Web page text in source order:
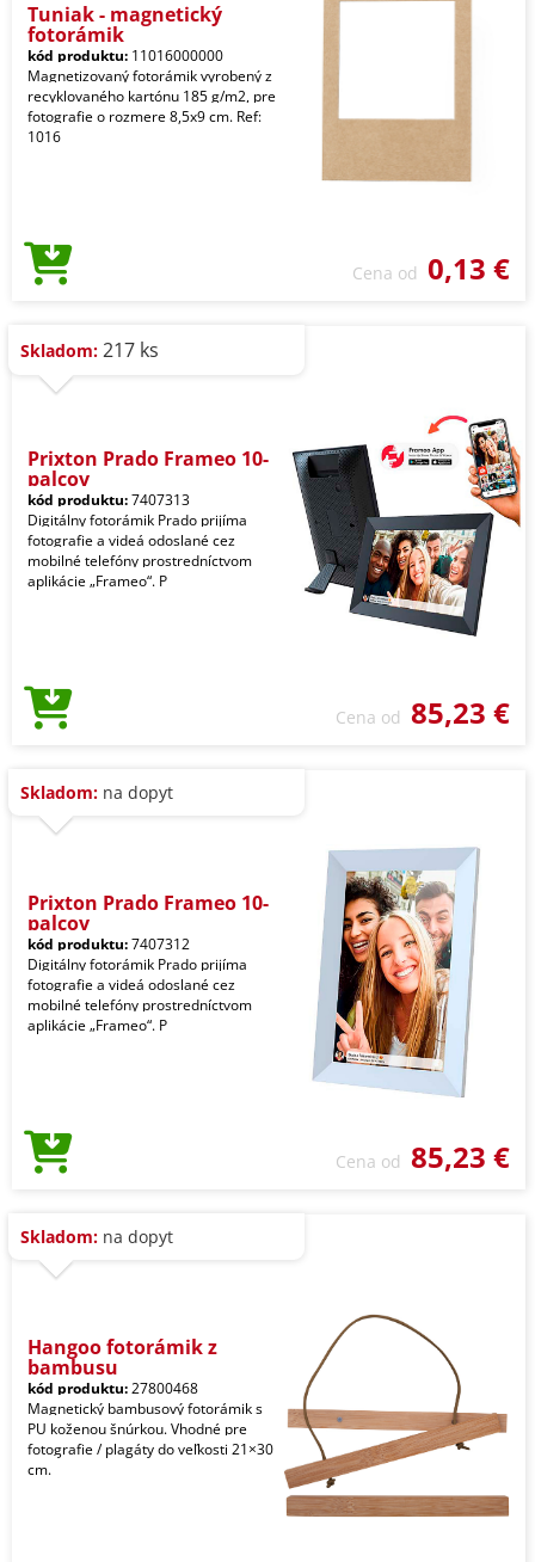
Tuniak - magnetický
fotorámik
kód produktu: 11016000000
Magnetizovaný fotorámik vyrobený z
recyklovaného kartónu 185 g/m2, pre
fotografie o rozmere 8,5x9 cm. Ref:
1016
Cena od 0,13 €
Skladom: 217 ks
Prixton Prado Frameo 10-
palcov
kód produktu:7407313
Digitálny fotorámik Prado prijíma
fotografie a videá odoslané cez
mobilné telefóny prostredníctvom
aplikácie „Frameo“. P
Cena od 85,23 €
Skladom: na dopyt
Prixton Prado Frameo 10-
palcov
kód produktu:7407312
Digitálny fotorámik Prado prijíma
fotografie a videá odoslané cez
mobilné telefóny prostredníctvom
aplikácie „Frameo“. P
Cena od 85,23 €
Skladom: na dopyt
Hangoo fotorámik z
bambusu
kód produktu:27800468
Magnetický bambusový fotorámik s
PU koženou šnúrkou. Vhodné pre
fotografie / plagáty do veľkosti 21×30
cm.